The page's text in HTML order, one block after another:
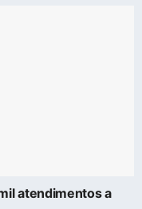
atendimentos a